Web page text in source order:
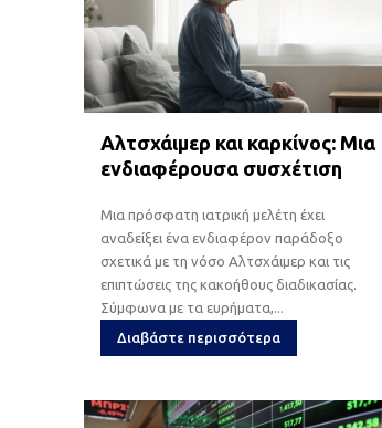
Αλτσχάιμερ και καρκίνος: Μια
ενδιαφέρουσα συσχέτιση
Μια πρόσφατη ιατρική μελέτη έχει
αναδείξει ένα ενδιαφέρον παράδοξο
σχετικά με τη νόσο Αλτσχάιμερ και τις
επιπτώσεις της κακοήθους διαδικασίας.
Σύμφωνα με τα ευρήματα,...
Διαβάστε περισσότερα